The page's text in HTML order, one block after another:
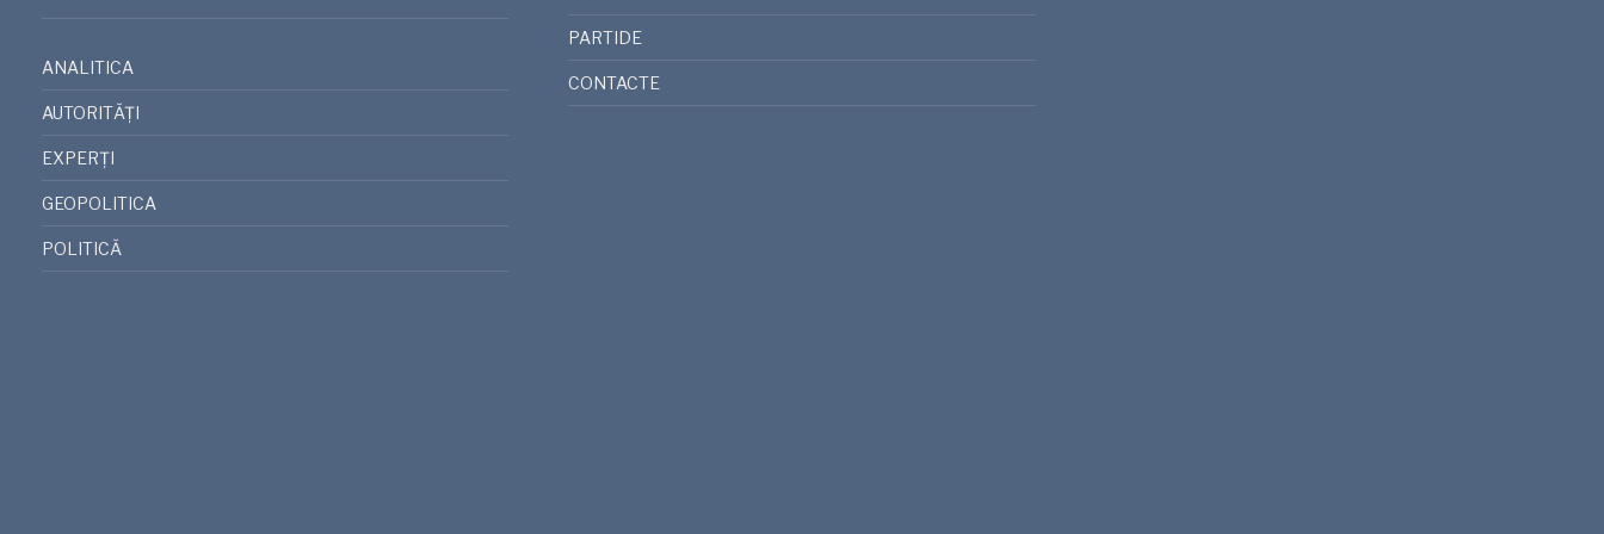
ANALITICA
AUTORITĂȚI
EXPERȚI
GEOPOLITICA
POLITICĂ
PARTIDE
CONTACTE